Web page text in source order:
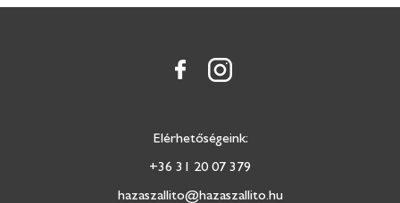
Elérhetőségeink:
+36 31 20 07 379
hazaszallito@hazaszallito.hu